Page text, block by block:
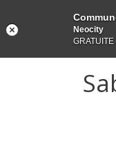
Neocity